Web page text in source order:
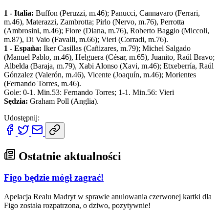
1 - Italia: Buffon (Peruzzi, m.46); Panucci, Cannavaro (Ferrari,
m.46), Materazzi, Zambrotta; Pirlo (Nervo, m.76), Perrotta
(Ambrosini, m.46); Fiore (Diana, m.76), Roberto Baggio (Miccoli,
m.87), Di Vaio (Favalli, m.66); Vieri (Corradi, m.76).
1 - España: Iker Casillas (Cañizares, m.79); Michel Salgado
(Manuel Pablo, m.46), Helguera (César, m.65), Juanito, Raúl Bravo;
Albelda (Baraja, m.79), Xabi Alonso (Xavi, m.46); Etxeberría, Raúl
Gónzalez (Valerón, m.46), Vicente (Joaquín, m.46); Morientes
(Fernando Torres, m.46).
Gole: 0-1. Min.53: Fernando Torres; 1-1. Min.56: Vieri
Sędzia: Graham Poll (Anglia).
Udostępnij:
Ostatnie aktualności
Figo będzie mógł zagrać!
Apelacja Realu Madryt w sprawie anulowania czerwonej kartki dla
Figo została rozpatrzona, o dziwo, pozytywnie!